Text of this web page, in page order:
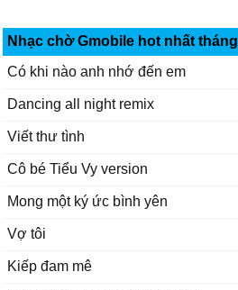
Nhạc chờ Gmobile hot nhất tháng
Có khi nào anh nhớ đến em
Dancing all night remix
Viết thư tình
Cô bé Tiểu Vy version
Mong một ký ức bình yên
Vợ tôi
Kiếp đam mê